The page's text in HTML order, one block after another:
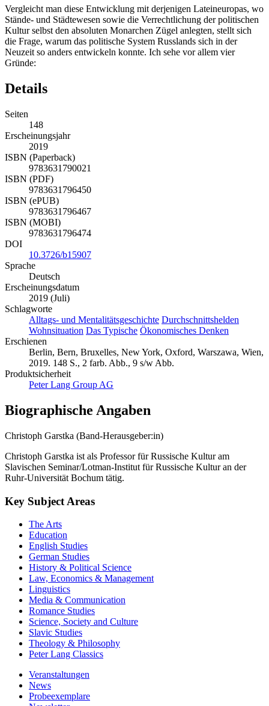
Vergleicht man diese Entwicklung mit derjenigen Lateineuropas, wo
Stände- und Städtewesen sowie die Verrechtlichung der politischen
Kultur selbst den absoluten Monarchen Zügel anlegten, stellt sich
die Frage, warum das politische System Russlands sich in der
Neuzeit so anders entwickeln konnte. Ich sehe vor allem vier
Gründe:
Details
Seiten
148
Erscheinungsjahr
2019
ISBN (Paperback)
9783631790021
ISBN (PDF)
9783631796450
ISBN (ePUB)
9783631796467
ISBN (MOBI)
9783631796474
DOI
10.3726/b15907
Sprache
Deutsch
Erscheinungsdatum
2019 (Juli)
Schlagworte
Alltags- und Mentalitätsgeschichte Durchschnittshelden
Wohnsituation Das Typische Ökonomisches Denken
Erschienen
Berlin, Bern, Bruxelles, New York, Oxford, Warszawa, Wien,
2019. 148 S., 2 farb. Abb., 9 s/w Abb.
Produktsicherheit
Peter Lang Group AG
Biographische Angaben
Christoph Garstka (Band-Herausgeber:in)
Christoph Garstka ist als Professor für Russische Kultur am
Slavischen Seminar/Lotman-Institut für Russische Kultur an der
Ruhr-Universität Bochum tätig.
Key Subject Areas
The Arts
Education
English Studies
German Studies
History & Political Science
Law, Economics & Management
Linguistics
Media & Communication
Romance Studies
Science, Society and Culture
Slavic Studies
Theology & Philosophy
Peter Lang Classics
Veranstaltungen
News
Probeexemplare